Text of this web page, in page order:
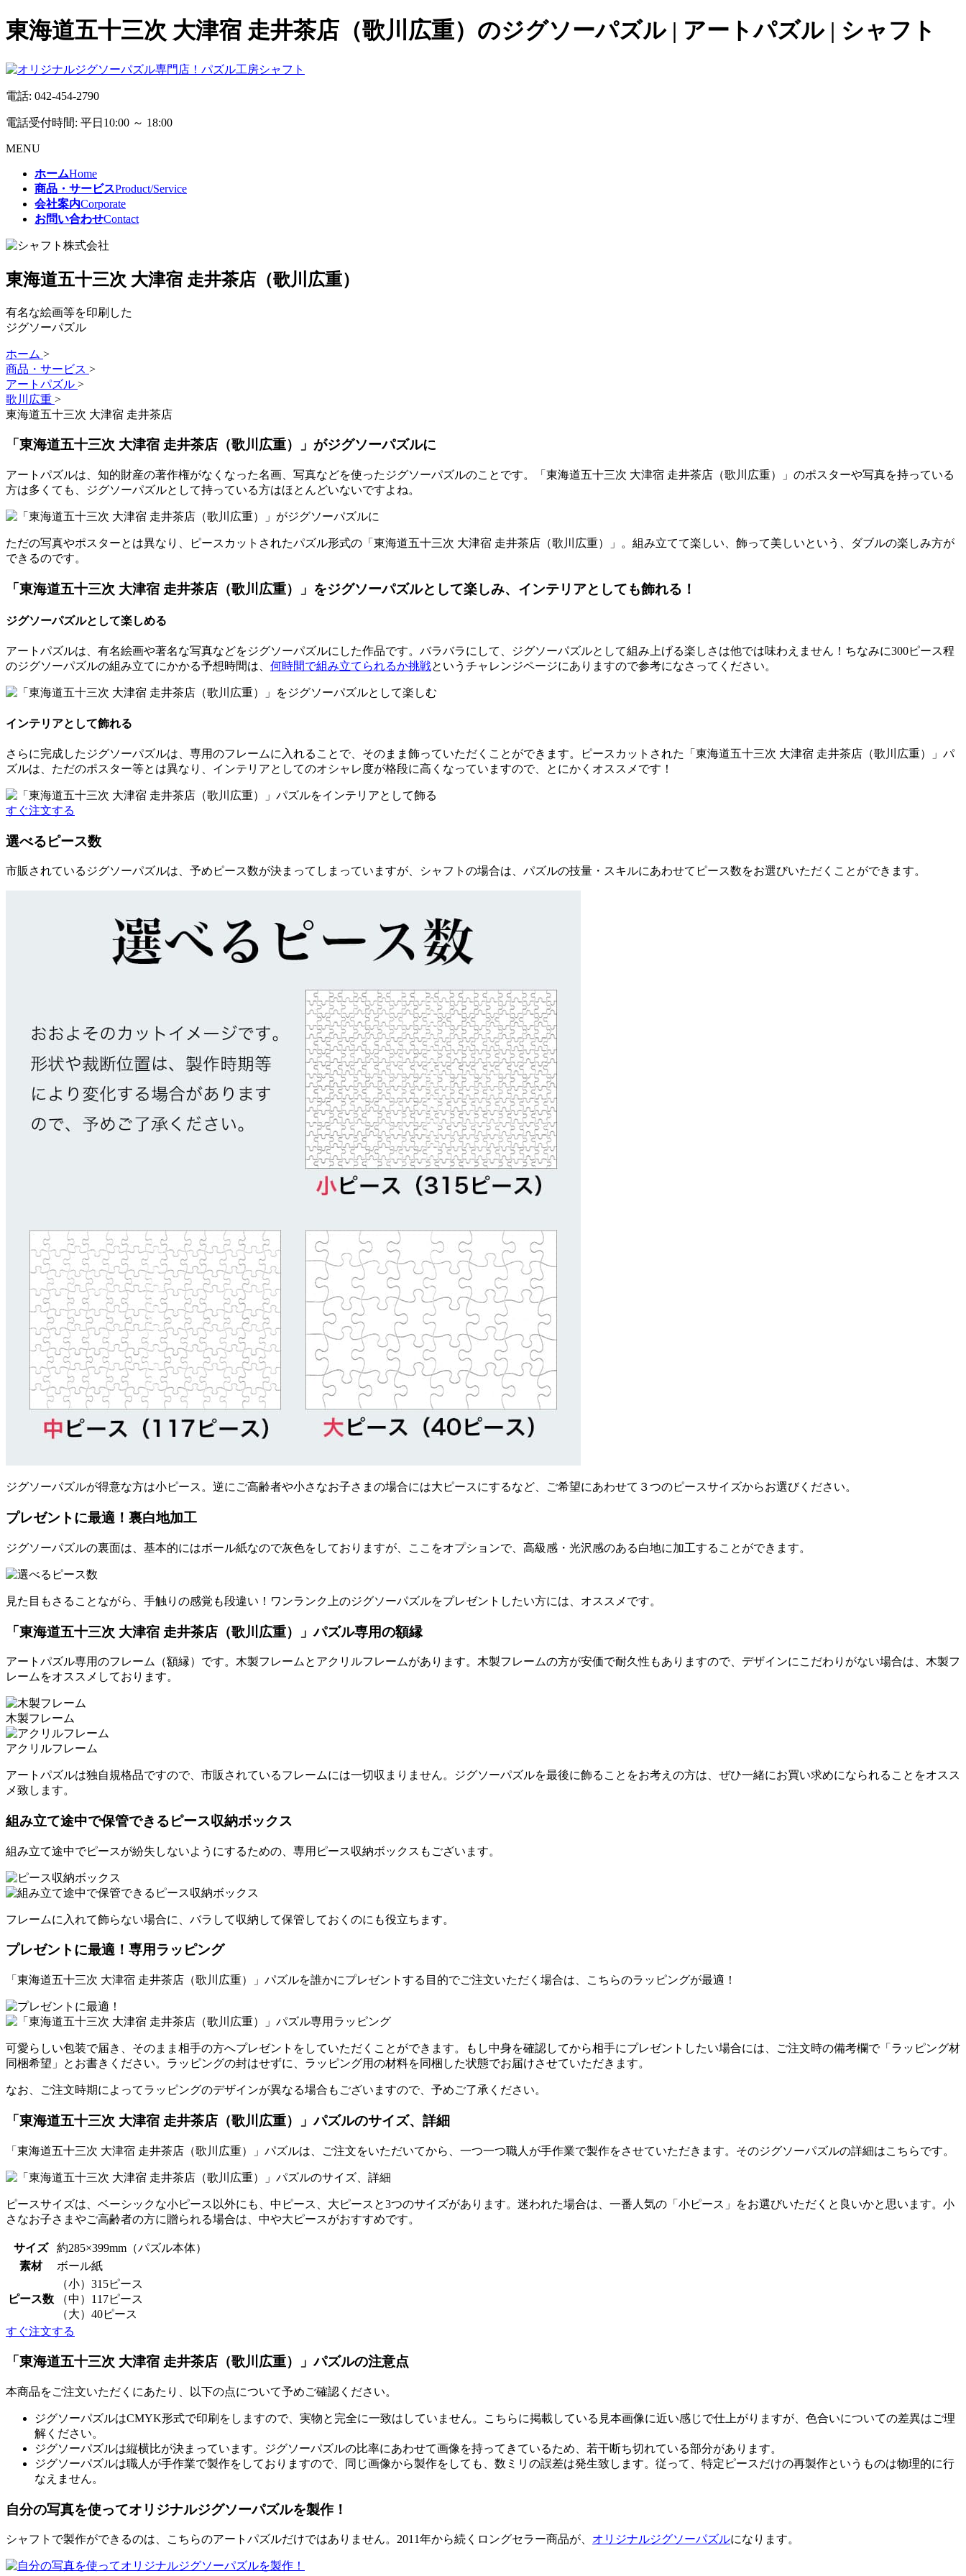
東海道五十三次 大津宿 走井茶店（歌川広重）のジグソーパズル | アートパズル | シャフト
電話: 042-454-2790
電話受付時間: 平日10:00 ～ 18:00
MENU
ホームHome
商品・サービスProduct/Service
会社案内Corporate
お問い合わせContact
東海道五十三次 大津宿 走井茶店（歌川広重）
有名な絵画等を印刷した
ジグソーパズル
ホーム >
商品・サービス >
アートパズル >
歌川広重 >
東海道五十三次 大津宿 走井茶店
「東海道五十三次 大津宿 走井茶店（歌川広重）」がジグソーパズルに
アートパズルは、知的財産の著作権がなくなった名画、写真などを使ったジグソーパズルのことです。「東海道五十三次 大津宿 走井茶店（歌川広重）」のポスターや写真を持っている
方は多くても、ジグソーパズルとして持っている方はほとんどいないですよね。
ただの写真やポスターとは異なり、ピースカットされたパズル形式の「東海道五十三次 大津宿 走井茶店（歌川広重）」。組み立てて楽しい、飾って美しいという、ダブルの楽しみ方が
できるのです。
「東海道五十三次 大津宿 走井茶店（歌川広重）」をジグソーパズルとして楽しみ、インテリアとしても飾れる！
ジグソーパズルとして楽しめる
アートパズルは、有名絵画や著名な写真などをジグソーパズルにした作品です。バラバラにして、ジグソーパズルとして組み上げる楽しさは他では味わえません！ちなみに300ピース程
のジグソーパズルの組み立てにかかる予想時間は、 何時間で組み立てられるか挑戦というチャレンジページにありますので参考になさってください。
インテリアとして飾れる
さらに完成したジグソーパズルは、専用のフレームに入れることで、そのまま飾っていただくことができます。ピースカットされた「東海道五十三次 大津宿 走井茶店（歌川広重）」パ
ズルは、ただのポスター等とは異なり、インテリアとしてのオシャレ度が格段に高くなっていますので、とにかくオススメです！
すぐ注文する
選べるピース数
市販されているジグソーパズルは、予めピース数が決まってしまっていますが、シャフトの場合は、パズルの技量・スキルにあわせてピース数をお選びいただくことができます。
ジグソーパズルが得意な方は小ピース。逆にご高齢者や小さなお子さまの場合には大ピースにするなど、ご希望にあわせて３つのピースサイズからお選びください。
プレゼントに最適！裏白地加工
ジグソーパズルの裏面は、基本的にはボール紙なので灰色をしておりますが、ここをオプションで、高級感・光沢感のある白地に加工することができます。
見た目もさることながら、手触りの感覚も段違い！ワンランク上のジグソーパズルをプレゼントしたい方には、オススメです。
「東海道五十三次 大津宿 走井茶店（歌川広重）」パズル専用の額縁
アートパズル専用のフレーム（額縁）です。木製フレームとアクリルフレームがあります。木製フレームの方が安価で耐久性もありますので、デザインにこだわりがない場合は、木製フ
レームをオススメしております。
木製フレーム
アクリルフレーム
アートパズルは独自規格品ですので、市販されているフレームには一切収まりません。ジグソーパズルを最後に飾ることをお考えの方は、ぜひ一緒にお買い求めになられることをオスス
メ致します。
組み立て途中で保管できるピース収納ボックス
組み立て途中でピースが紛失しないようにするための、専用ピース収納ボックスもございます。
フレームに入れて飾らない場合に、バラして収納して保管しておくのにも役立ちます。
プレゼントに最適！専用ラッピング
「東海道五十三次 大津宿 走井茶店（歌川広重）」パズルを誰かにプレゼントする目的でご注文いただく場合は、こちらのラッピングが最適！
可愛らしい包装で届き、そのまま相手の方へプレゼントをしていただくことができます。もし中身を確認してから相手にプレゼントしたい場合には、ご注文時の備考欄で「ラッピング材
同梱希望」とお書きください。ラッピングの封はせずに、ラッピング用の材料を同梱した状態でお届けさせていただきます。
なお、ご注文時期によってラッピングのデザインが異なる場合もございますので、予めご了承ください。
「東海道五十三次 大津宿 走井茶店（歌川広重）」パズルのサイズ、詳細
「東海道五十三次 大津宿 走井茶店（歌川広重）」パズルは、ご注文をいただいてから、一つ一つ職人が手作業で製作をさせていただきます。そのジグソーパズルの詳細はこちらです。
ピースサイズは、ベーシックな小ピース以外にも、中ピース、大ピースと3つのサイズがあります。迷われた場合は、一番人気の「小ピース」をお選びいただくと良いかと思います。小
さなお子さまやご高齢者の方に贈られる場合は、中や大ピースがおすすめです。
サイズ
約285×399mm（パズル本体）
素材
ボール紙
ピース数
（小）315ピース
（中）117ピース
（大）40ピース
すぐ注文する
「東海道五十三次 大津宿 走井茶店（歌川広重）」パズルの注意点
本商品をご注文いただくにあたり、以下の点について予めご確認ください。
ジグソーパズルはCMYK形式で印刷をしますので、実物と完全に一致はしていません。こちらに掲載している見本画像に近い感じで仕上がりますが、色合いについての差異はご理
解ください。
ジグソーパズルは縦横比が決まっています。ジグソーパズルの比率にあわせて画像を持ってきているため、若干断ち切れている部分があります。
ジグソーパズルは職人が手作業で製作をしておりますので、同じ画像から製作をしても、数ミリの誤差は発生致します。従って、特定ピースだけの再製作というものは物理的に行
なえません。
自分の写真を使ってオリジナルジグソーパズルを製作！
シャフトで製作ができるのは、こちらのアートパズルだけではありません。2011年から続くロングセラー商品が、 オリジナルジグソーパズルになります。